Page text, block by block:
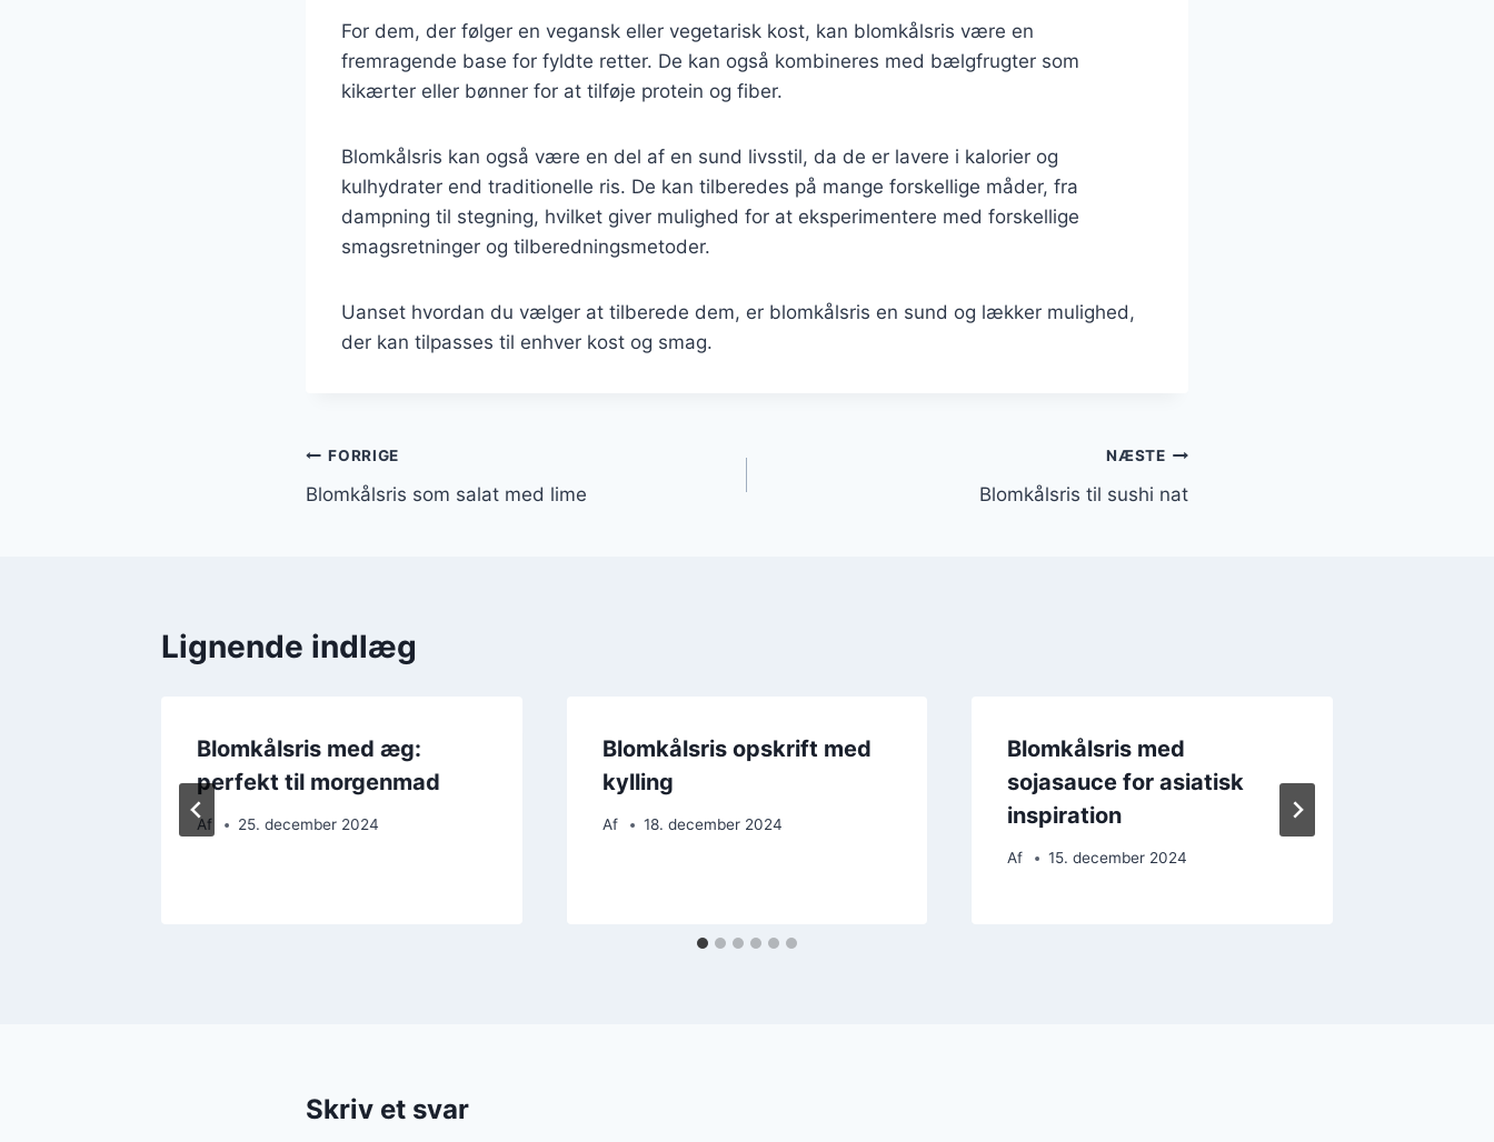
For dem, der følger en vegansk eller vegetarisk kost, kan blomkålsris være en
fremragende base for fyldte retter. De kan også kombineres med bælgfrugter som
kikærter eller bønner for at tilføje protein og fiber.
Blomkålsris kan også være en del af en sund livsstil, da de er lavere i kalorier og
kulhydrater end traditionelle ris. De kan tilberedes på mange forskellige måder, fra
dampning til stegning, hvilket giver mulighed for at eksperimentere med forskellige
smagsretninger og tilberedningsmetoder.
Uanset hvordan du vælger at tilberede dem, er blomkålsris en sund og lækker mulighed,
der kan tilpasses til enhver kost og smag.
Indlægsnavigation
FORRIGE
Blomkålsris som salat med lime
NÆSTE
Blomkålsris til sushi nat
Lignende indlæg
Blomkålsris med æg:
perfekt til morgenmad
Af 25. december 2024
Blomkålsris opskrift med
kylling
Af 18. december 2024
Blomkålsris med
sojasauce for asiatisk
inspiration
Af 15. december 2024
Skriv et svar